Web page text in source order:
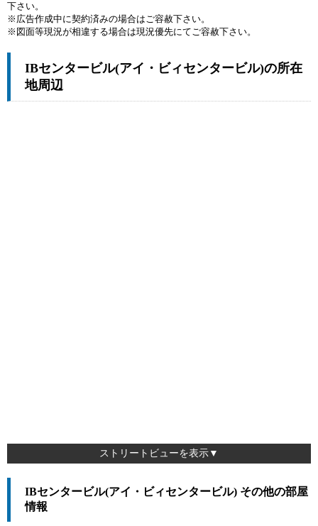
下さい。
※広告作成中に契約済みの場合はご容赦下さい。
※図面等現況が相違する場合は現況優先にてご容赦下さい。
IBセンタービル(アイ・ビィセンタービル)の所在
地周辺
ストリートビューを表示▼
IBセンタービル(アイ・ビィセンタービル) その他の部屋
情報